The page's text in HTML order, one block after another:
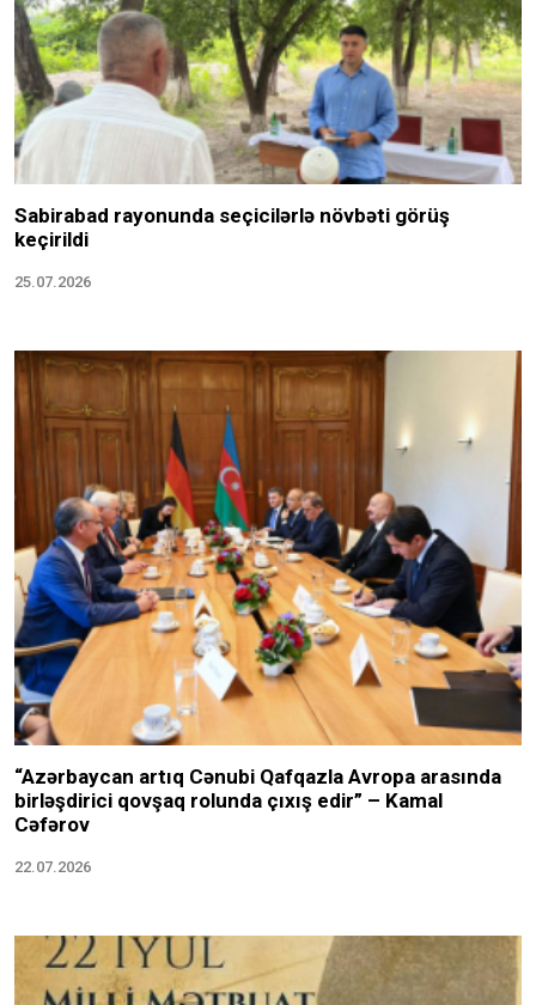
Sabirabad rayonunda seçicilərlə növbəti görüş
keçirildi
25.07.2026
“Azərbaycan artıq Cənubi Qafqazla Avropa arasında
birləşdirici qovşaq rolunda çıxış edir” – Kamal
Cəfərov
22.07.2026